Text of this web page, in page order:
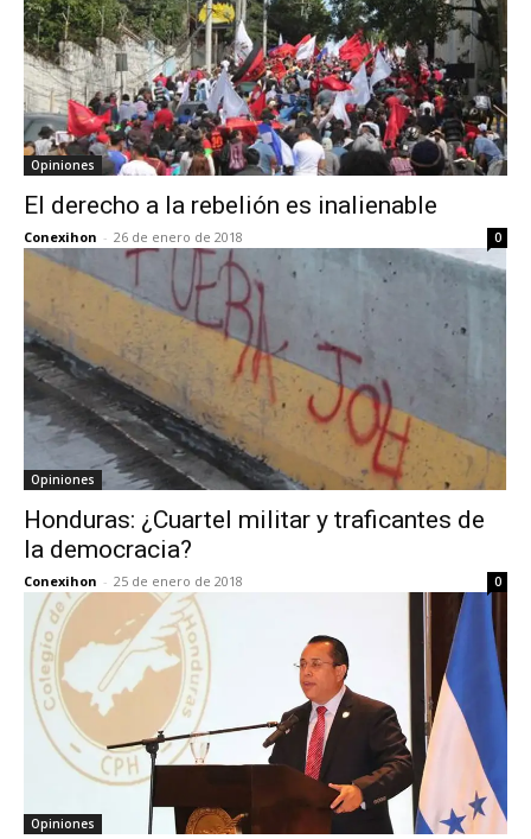
Opiniones
El derecho a la rebelión es inalienable
Conexihon - 26 de enero de 2018 0
Opiniones
Honduras: ¿Cuartel militar y traficantes de
la democracia?
Conexihon - 25 de enero de 2018 0
Opiniones